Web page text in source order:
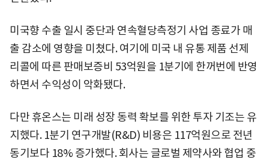
미국향 수출 일시 중단과 연속혈당측정기 사업 종료가 매
출 감소에 영향을 미쳤다. 여기에 미국 내 유통 제품 선제
리콜에 따른 판매보증비 53억원을 1분기에 한꺼번에 반영
하면서 수익성이 악화됐다.
다만 휴온스는 미래 성장 동력 확보를 위한 투자 기조는 유
지했다. 1분기 연구개발(R&D) 비용은 117억원으로 전년
동기보다 18% 증가했다. 회사는 글로벌 제약사와 협업 중